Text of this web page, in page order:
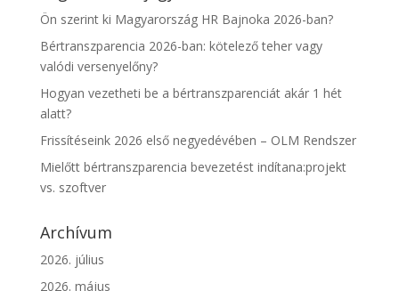
Ön szerint ki Magyarország HR Bajnoka 2026-ban?
Bértranszparencia 2026-ban: kötelező teher vagy
valódi versenyelőny?
Hogyan vezetheti be a bértranszparenciát akár 1 hét
alatt?
Frissítéseink 2026 első negyedévében – OLM Rendszer
Mielőtt bértranszparencia bevezetést indítana:projekt
vs. szoftver
Archívum
2026. július
2026. május